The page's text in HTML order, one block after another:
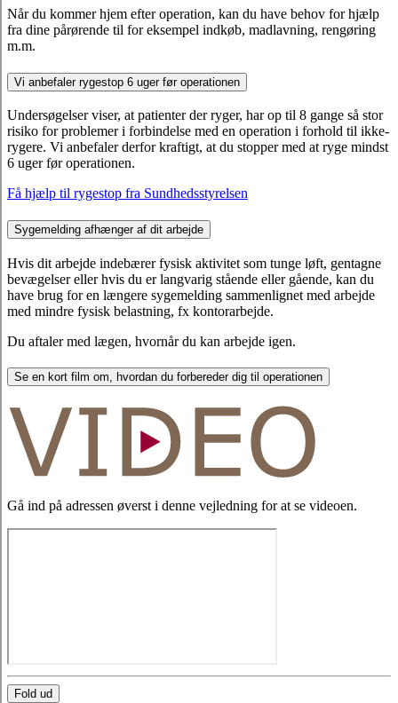
Når du kommer hjem efter operation, kan du have behov for hjælp
fra dine pårørende til for eksempel indkøb, madlavning, rengøring
m.m.
Vi anbefaler rygestop 6 uger før operationen
Undersøgelser viser, at patienter der ryger, har op til 8 gange så stor
risiko for problemer i forbindelse med en operation i forhold til ikke-
rygere. Vi anbefaler derfor kraftigt, at du stopper med at ryge mindst
6 uger før operationen.
Få hjælp til rygestop fra Sundhedsstyrelsen
Sygemelding afhænger af dit arbejde
Hvis dit arbejde indebærer fysisk aktivitet som tunge løft, gentagne
bevægelser eller hvis du er langvarig stående eller gående, kan du
have brug for en længere sygemelding sammenlignet med arbejde
med mindre fysisk belastning, fx kontorarbejde.
Du aftaler med lægen, hvornår du kan arbejde igen.
Se en kort film om, hvordan du forbereder dig til operationen
Gå ind på adressen øverst i denne vejledning for at se videoen.
Fold ud